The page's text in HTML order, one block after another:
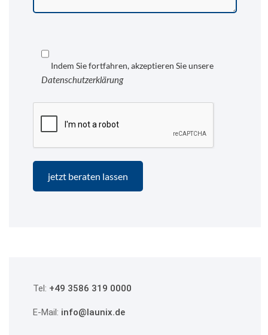
Indem Sie fortfahren, akzeptieren Sie unsere
Datenschutzerklärung
Tel: +49 3586 319 0000
E-Mail: info@launix.de